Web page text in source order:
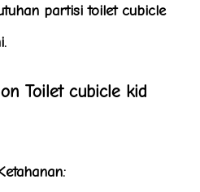
partisi toilet cubicle
Toilet cubicle kid
: